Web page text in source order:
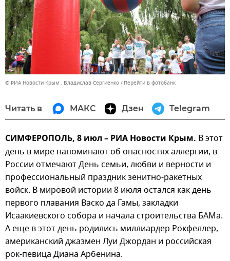
© РИА Новости Крым . Владислав Сергиенко Перейти в фотобанк
Читать в МАКС Дзен Telegram
СИМФЕРОПОЛЬ, 8 июл – РИА Новости Крым. В этот
день в мире напоминают об опасностях аллергии, в
России отмечают День семьи, любви и верности и
профессиональный праздник зенитно-ракетных
войск. В мировой истории 8 июля остался как день
первого плавания Васко да Гамы, закладки
Исаакиевского собора и начала строительства БАМа.
А еще в этот день родились миллиардер Рокфеллер,
американский джазмен Луи Джордан и российская
рок-певица Диана Арбенина.